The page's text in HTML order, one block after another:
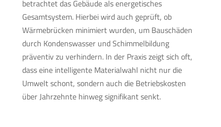
betrachtet das Gebäude als energetisches
Gesamtsystem. Hierbei wird auch geprüft, ob
Wärmebrücken minimiert wurden, um Bauschäden
durch Kondenswasser und Schimmelbildung
präventiv zu verhindern. In der Praxis zeigt sich oft,
dass eine intelligente Materialwahl nicht nur die
Umwelt schont, sondern auch die Betriebskosten
über Jahrzehnte hinweg signifikant senkt.